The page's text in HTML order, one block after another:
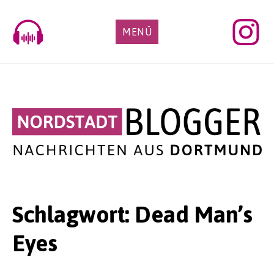
content
MENÜ
Schlagwort: Dead Man’s
Eyes